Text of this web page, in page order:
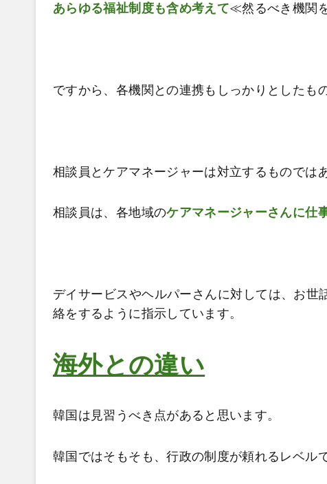
あらゆる福祉制度も含め考えて≪然るべき機関
ですから、各機関との連携もしっかりとしたも
相談員とケアマネージャーは対立するものでは
相談員は、各地域のケアマネージャーさんに仕
デイサービスやヘルパーさんに対しては、お
絡をするように指示しています。
海外との違い
韓国は見習うべき点があると思います。
韓国ではそもそも、行政の制度が頼れるレベル